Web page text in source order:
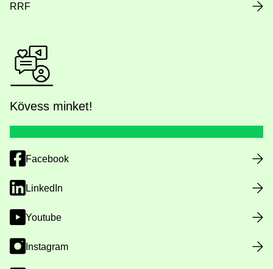
RRF
Kövess minket!
Facebook
LinkedIn
Youtube
Instagram